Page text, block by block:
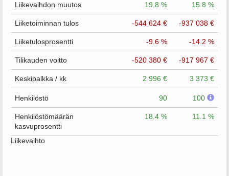
Liikevaihdon muutos 19.8 % 15.8 %
Liiketoiminnan tulos -544 624 € -937 038 €
Liiketulosprosentti -9.6 % -14.2 %
Tilikauden voitto -520 380 € -917 967 €
Keskipalkka / kk 2 996 € 3 373 €
Henkilöstö 90 100
Henkilöstömäärän
kasvuprosentti
18.4 % 11.1 %
Liikevaihto